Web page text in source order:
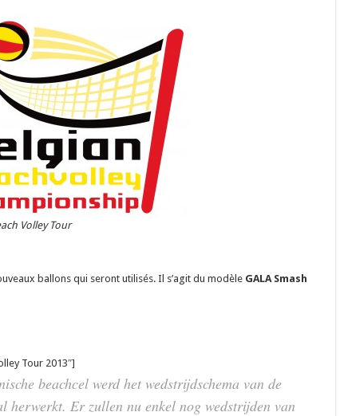
Volley Tour
ballons qui seront utilisés. Il s’agit du modèle GALA Smash
Tour 2013″]
beachcel werd het wedstrijdschema van de
herwerkt. Er zullen nu enkel nog wedstrijden van